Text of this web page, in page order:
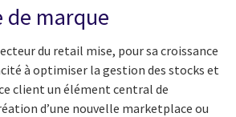
de marque
du retail mise, pour sa croissance
à optimiser la gestion des stocks et
client un élément central de
d’une nouvelle marketplace ou